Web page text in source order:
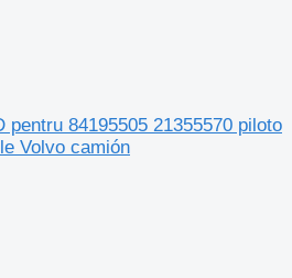
pentru 84195505 21355570 piloto
Volvo camión